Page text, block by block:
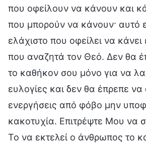
που οφείλουν να κάνουν και
που μπορούν να κάνουν· αυτό
ελάχιστο που οφείλει να
που αναζητά τον Θεό. Δεν θα
το καθήκον σου μόνο για να
ευλογίες και δεν θα έπρεπε να
ενεργήσεις από φόβο μην
κακοτυχία. Επιτρέψτε Μου να
Το να εκτελεί ο άνθρωπος το